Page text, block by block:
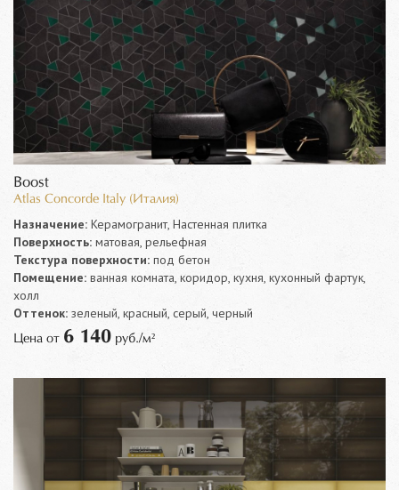
Boost
Atlas Concorde Italy (Италия)
Назначение: Керамогранит, Настенная плитка
Поверхность: матовая, рельефная
Текстура поверхности: под бетон
Помещение: ванная комната, коридор, кухня, кухонный фартук,
холл
Оттенок: зеленый, красный, серый, черный
Цена от 6 140 руб./м²